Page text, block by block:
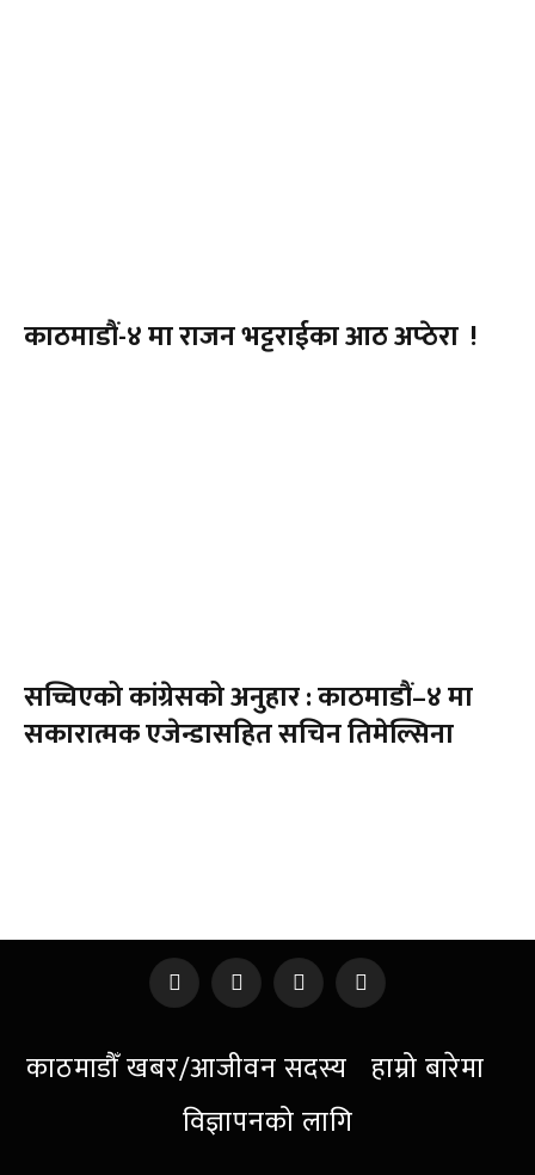
काठमाडौं-४ मा राजन भट्टराईका आठ अप्ठेरा !
सच्चिएको कांग्रेसको अनुहार : काठमाडौं–४ मा
सकारात्मक एजेन्डासहित सचिन तिमेल्सिना
Facebook
X
(Twitter)
InstagramPinterest
काठमाडौँ खबर/आजीवन सदस्य हाम्रो बारेमा
विज्ञापनको लागि